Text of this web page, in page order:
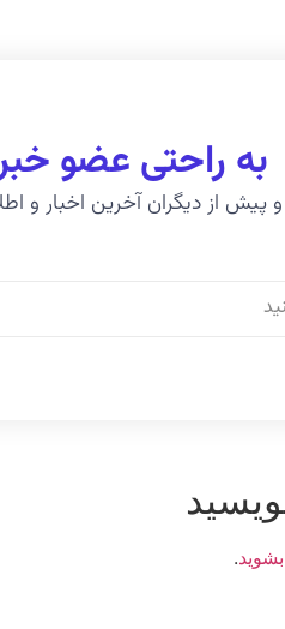
به راحتی عضو
و پیش از دیگران آخرین اخبار و
.